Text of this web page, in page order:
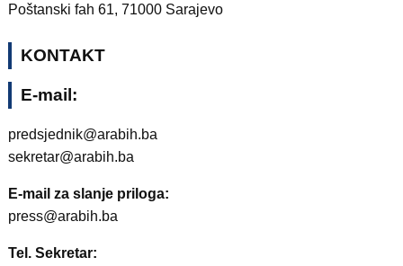
Poštanski fah 61, 71000 Sarajevo
KONTAKT
E-mail:
predsjednik@arabih.ba
sekretar@arabih.ba
E-mail za slanje priloga:
press@arabih.ba
Tel. Sekretar: